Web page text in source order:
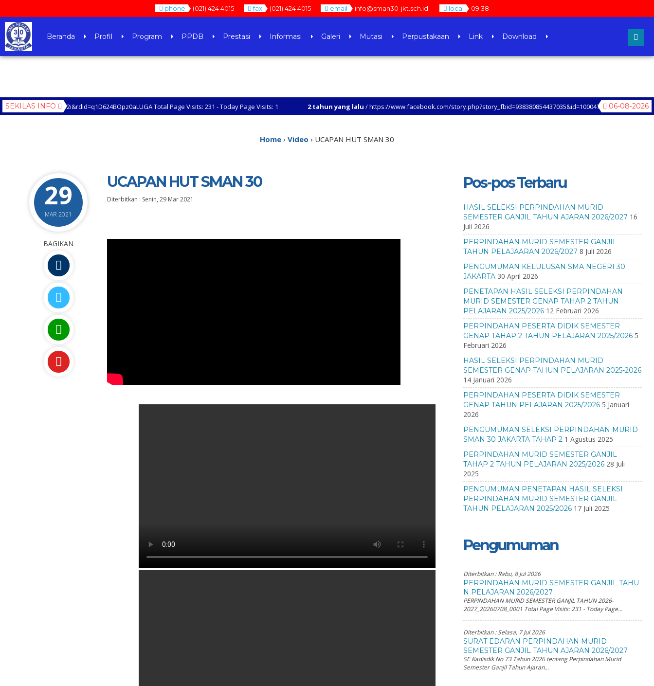
phone (021) 424 4015 fax (021) 424 4015 email info@sman30-jkt.sch.id local 09:38
Beranda Profil Program PPDB Prestasi Informasi Galeri Mutasi Perpustakaan Link Download
SEKILAS INFO 06-08-2026
Total Page Visits: 231 - Today Page Visits: 1 2 tahun yang lalu/ https://www.facebook.com/
Home › Video › UCAPAN HUT SMAN 30
29
MAR 2021
UCAPAN HUT SMAN 30
Diterbitkan : Senin, 29 Mar 2021
BAGIKAN
Pos-pos Terbaru
HASIL SELEKSI PERPINDAHAN MURID
SEMESTER GANJIL TAHUN AJARAN 2026/2027 16
Juli 2026
PERPINDAHAN MURID SEMESTER GANJIL
TAHUN PELAJAARAN 2026/2027 8 Juli 2026
PENGUMUMAN KELULUSAN SMA NEGERI 30
JAKARTA 30 April 2026
PENETAPAN HASIL SELEKSI PERPINDAHAN
MURID SEMESTER GENAP TAHAP 2 TAHUN
PELAJARAN 2025/2026 12 Februari 2026
PERPINDAHAN PESERTA DIDIK SEMESTER
GENAP TAHAP 2 TAHUN PELAJARAN 2025/2026 5
Februari 2026
HASIL SELEKSI PERPINDAHAN MURID
SEMESTER GENAP TAHUN PELAJARAN 2025-2026
14 Januari 2026
PERPINDAHAN PESERTA DIDIK SEMESTER
GENAP TAHUN PELAJARAN 2025/2026 5 Januari
2026
PENGUMUMAN SELEKSI PERPINDAHAN MURID
SMAN 30 JAKARTA TAHAP 2 1 Agustus 2025
PERPINDAHAN MURID SEMESTER GANJIL
TAHAP 2 TAHUN PELAJARAN 2025/2026 28 Juli
2025
PENGUMUMAN PENETAPAN HASIL SELEKSI
PERPINDAHAN MURID SEMESTER GANJIL
TAHUN PELAJARAN 2025/2026 17 Juli 2025
Pengumuman
Diterbitkan :Rabu, 8 Jul 2026
PERPINDAHAN MURID SEMESTER GANJIL TAHU
N PELAJARAN 2026/2027
PERPINDAHAN MURID SEMESTER GANJIL TAHUN 2026-
2027_20260708_0001 Total Page Visits: 231 - Today Page...
Diterbitkan :Selasa, 7 Jul 2026
SURAT EDARAN PERPINDAHAN MURID
SEMESTER GANJIL TAHUN AJARAN 2026/2027
SE Kadisdik No 73 Tahun 2026 tentang Perpindahan Murid
Semester Ganjil Tahun Ajaran...